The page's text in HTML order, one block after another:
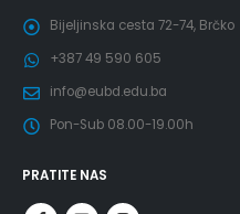
Bijeljinska cesta 72-74, Brčko
+387 49 590 605
info@eubd.edu.ba
Pon-Sub 08.00-19.00h
PRATITE NAS